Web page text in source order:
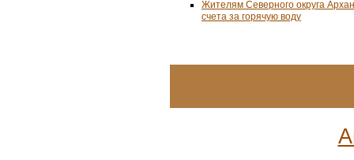
Жителям Северного округа
счета за горячую воду